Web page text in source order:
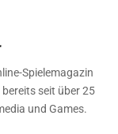
Spielemagazin
seit über 25
und Games.